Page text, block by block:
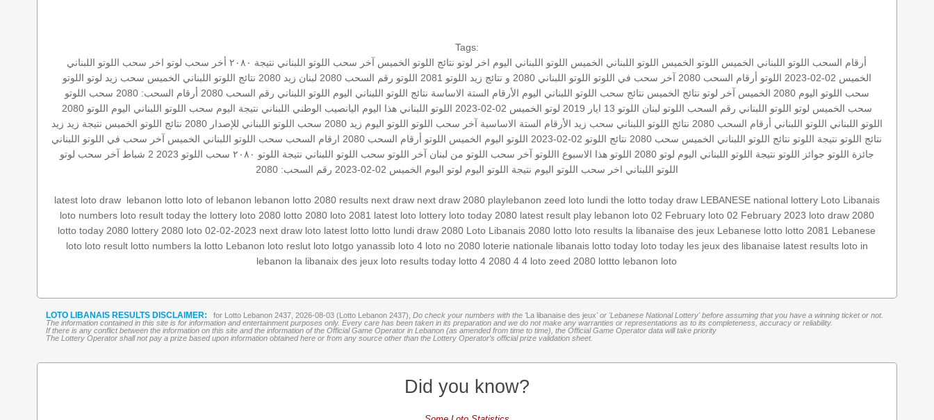
Tags:
أرقام السحب اللوتو اللبناني الخميس اللوتو الخميس اللوتو اللبناني الخميس اللوتو اللبناني اليوم اخر لوتو نتائج اللوتو الخميس آخر سحب اللوتو اللبناني نتيجة ٢٠٨٠ أخر سحب لوتو اخر سحب اللوتو اللبناني
الخميس 02-02-2023
اللوتو أرقام السحب 2080 آخر سحب في اللوتو اللوتو اللبناني 2080 و نتائج زيد اللوتو 2081 اللوتو رقم السحب 2080 لبنان زيد 2080 نتائج اللوتو اللبناني الخميس سحب زيد لوتو اللوتو
سحب اللوتو اليوم 2080 الخميس آخر لوتو نتائج الخميس نتائج سحب اللوتو اللبناني اليوم الأرقام الستة الاساسة نتائج اللوتو اللبناني اليوم اللوتو اللبناني رقم السحب 2080 أرقام السحب: 2080
سحب اللوتو
سحب الخميس لوتو اللوتو اللبناني رقم السحب اللوتو لبنان اللوتو 13 ايار 2019 لوتو الخميس 02-02-2023 اللوتو اللبناني هذا اليوم اليانصيب الوطني اللبناني نتيجة اليوم سحب اللوتو اللبناني اليوم اللوتو 2080
اللوتو اللبناني اللوتو اللبناني أرقام السحب 2080 نتائج اللوتو اللبناني سحب زيد الأرقام الستة الاساسية آخر سحب اللوتو اللوتو اليوم زيد 2080 سحب اللوتو اللبناني للإصدار 2080 نتائج اللوتو الخميس نتيجة زيد زيد
نتائج اللوتو نتيجة اللوتو نتائج اللوتو اللبناني الخميس سحب 2080 نتائج اللوتو 02-02-2023 اللوتو اليوم الخميس اللوتو أرقام السحب 2080 ارقام السحب سحب اللوتو اللبناني الخميس آخر سحب في اللوتو اللبناني
جائزة اللوتو جوائز اللوتو نتيجة اللوتو اللبناني اليوم لوتو 2080 اللوتو هذا الاسبوع االلوتو آخر سحب اللوتو من لبنان آخر اللوتو سحب اللوتو اللبناني نتيجة اللوتو ٢٠٨٠ سحب اللوتو 2023 2 شباط
آخر سحب لوتو
اللوتو اللبناني اخر سحب اللوتو اليوم نتيجة اللوتو اليوم لوتو اليوم الخميس 02-02-2023 رقم السحب: 2080
latest loto draw lebanon lotto loto of lebanon lebanon lotto 2080 results next draw next draw 2080 playlebanon zeed loto lundi the lotto today draw LEBANESE national lottery Loto Libanais
loto numbers loto result today the lottery loto 2080 lotto 2080 loto 2081 latest loto lottery loto today 2080 latest result play lebanon loto 02 February loto 02 February 2023 loto draw 2080
lotto today 2080 lottery 2080 loto 02-02-2023 next draw loto latest lotto lotto lundi draw 2080 Loto Libanais 2080 lotto loto results la libanaise des jeux Lebanese lotto lotto 2081 Lebanese
loto loto result lotto numbers la lotto Lebanon loto reslut loto lotgo yanassib loto 4 loto no 2080 loterie nationale libanais lotto today loto today les jeux des libanaise latest results loto in
lebanon la libanaix des jeux loto results today lotto 4 2080 4 4 loto zeed 2080 lottto lebanon loto
LOTO LIBANAIS RESULTS DISCLAIMER: for Lotto Lebanon 2437, 2026-08-03 (Lotto Lebanon 2437), Do check your numbers with the 'La libanaise des jeux' or 'Lebanese National Lottery' before assuming that you have a winning ticket or not.
The information contained in this site is for information and entertainment purposes only. Every care has been taken in its preparation and we do not make any warranties or representations as to its completeness, accuracy or reliability.
If there is any conflict between the information on this site and the information of the Official Game Operator in Lebanon (as amended from time to time), the Official Game Operator data will take priority
The Lottery Operator shall not pay a prize based upon information obtained here or from any source other than the Lottery Operator’s official prize validation sheet.
Did you know?